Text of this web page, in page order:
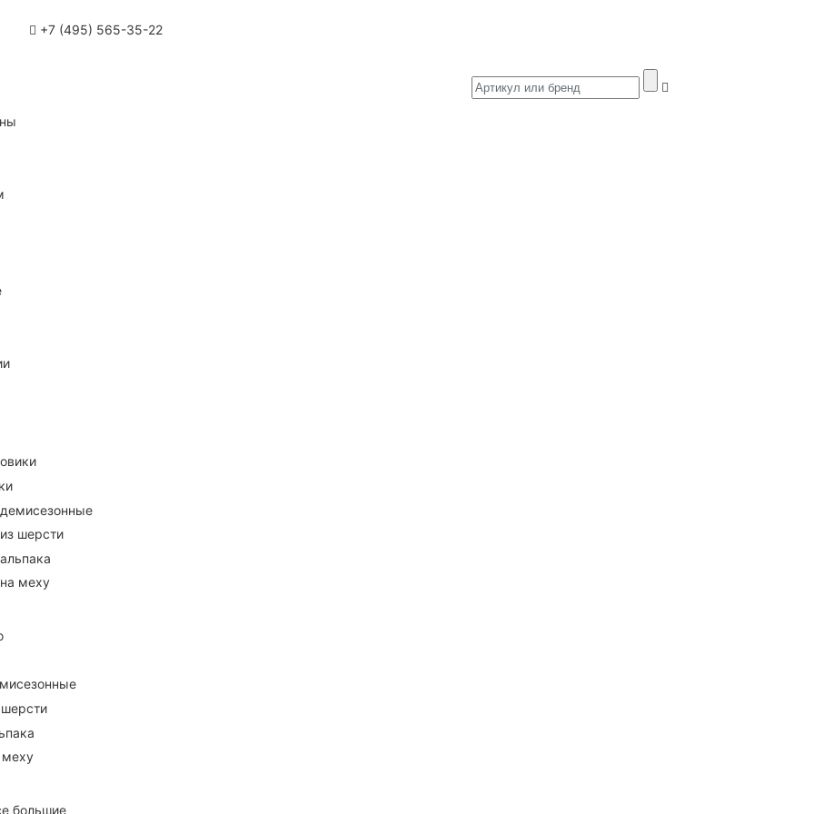
+7 (495) 565-35-22
шерсти
меху
меху
большие